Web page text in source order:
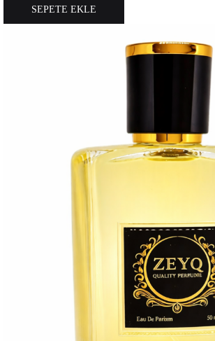
SEPETE EKLE